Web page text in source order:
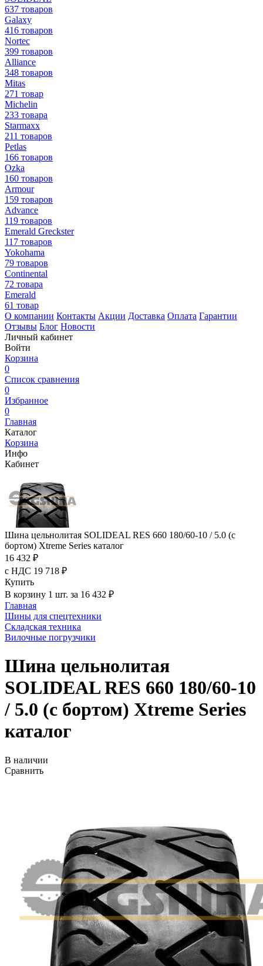
637 товаров
Galaxy
416 товаров
Nortec
399 товаров
Alliance
348 товаров
Mitas
271 товар
Michelin
233 товара
Starmaxx
211 товаров
Petlas
166 товаров
Ozka
160 товаров
Armour
159 товаров
Advance
119 товаров
Emerald Greckster
117 товаров
Yokohama
79 товаров
Continental
72 товара
Emerald
61 товар
О компании Контакты Акции Доставка Оплата Гарантии
Отзывы Блог Новости
Личный кабинет
Войти
Корзина
0
Список сравнения
0
Избранное
0
Главная
Каталог
Корзина
Инфо
Кабинет
Шина цельнолитая SOLIDEAL RES 660 180/60-10 / 5.0 (с
бортом) Xtreme Series каталог
16 432 ₽
с НДС 19 718 ₽
Купить
В корзину 1 шт. за 16 432 ₽
Главная
Шины для спецтехники
Складская техника
Вилочные погрузчики
Шина цельнолитая
SOLIDEAL RES 660 180/60-10
/ 5.0 (с бортом) Xtreme Series
каталог
В наличии
Сравнить